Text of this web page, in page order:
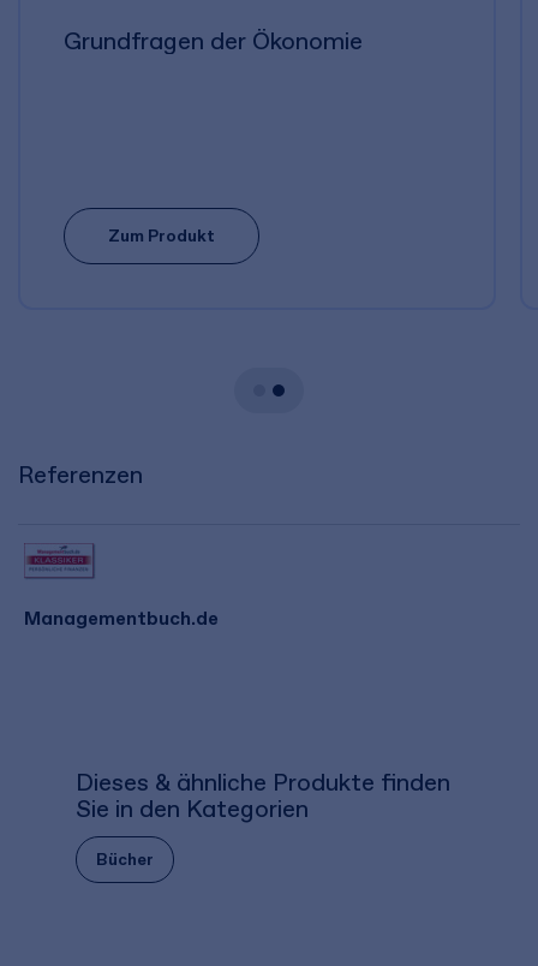
Grundfragen der Ökonomie
Zum Produkt
Referenzen
Managementbuch.de
Dieses & ähnliche Produkte finden
Sie in den Kategorien
Bücher